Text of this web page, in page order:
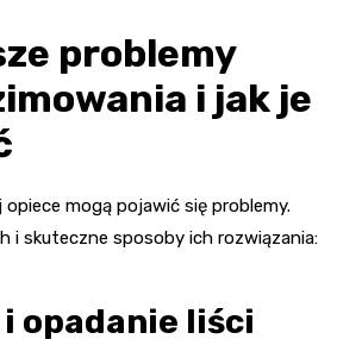
problemy
i jak je
mogą pojawić się problemy.
i skuteczne sposoby ich rozwiązania:
opadanie liści